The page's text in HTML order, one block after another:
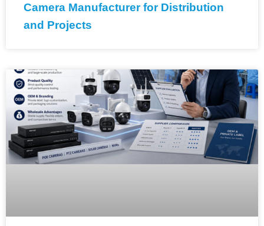
Camera Manufacturer for Distribution
and Projects